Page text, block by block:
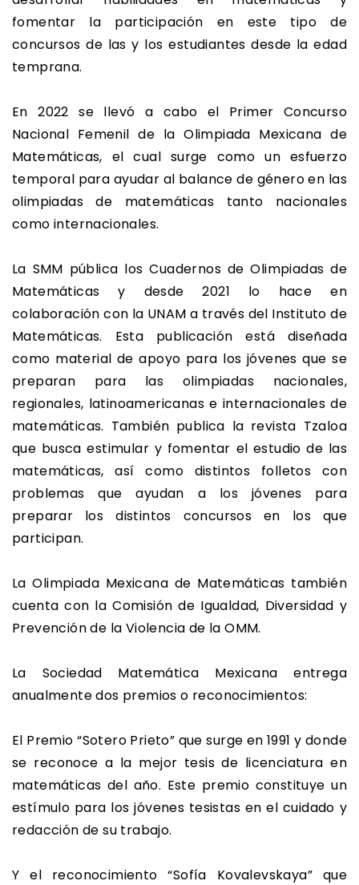
fomentar la participación en este tipo de
concursos de las y los estudiantes desde la edad
temprana.
En 2022 se llevó a cabo el Primer Concurso
Nacional Femenil de la Olimpiada Mexicana de
Matemáticas, el cual surge como un esfuerzo
temporal para ayudar al balance de género en las
olimpiadas de matemáticas tanto nacionales
como internacionales.
La SMM pública los Cuadernos de Olimpiadas de
Matemáticas y desde 2021 lo hace en
colaboración con la UNAM a través del Instituto de
Matemáticas. Esta publicación está diseñada
como material de apoyo para los jóvenes que se
preparan para las olimpiadas nacionales,
regionales, latinoamericanas e internacionales de
matemáticas. También publica la revista Tzaloa
que busca estimular y fomentar el estudio de las
matemáticas, así como distintos folletos con
problemas que ayudan a los jóvenes para
preparar los distintos concursos en los que
participan.
La Olimpiada Mexicana de Matemáticas también
cuenta con la Comisión de Igualdad, Diversidad y
Prevención de la Violencia de la OMM.
La Sociedad Matemática Mexicana entrega
anualmente dos premios o reconocimientos:
El Premio “Sotero Prieto” que surge en 1991 y donde
se reconoce a la mejor tesis de licenciatura en
matemáticas del año. Este premio constituye un
estímulo para los jóvenes tesistas en el cuidado y
redacción de su trabajo.
Y el reconocimiento “Sofía Kovalevskaya” que